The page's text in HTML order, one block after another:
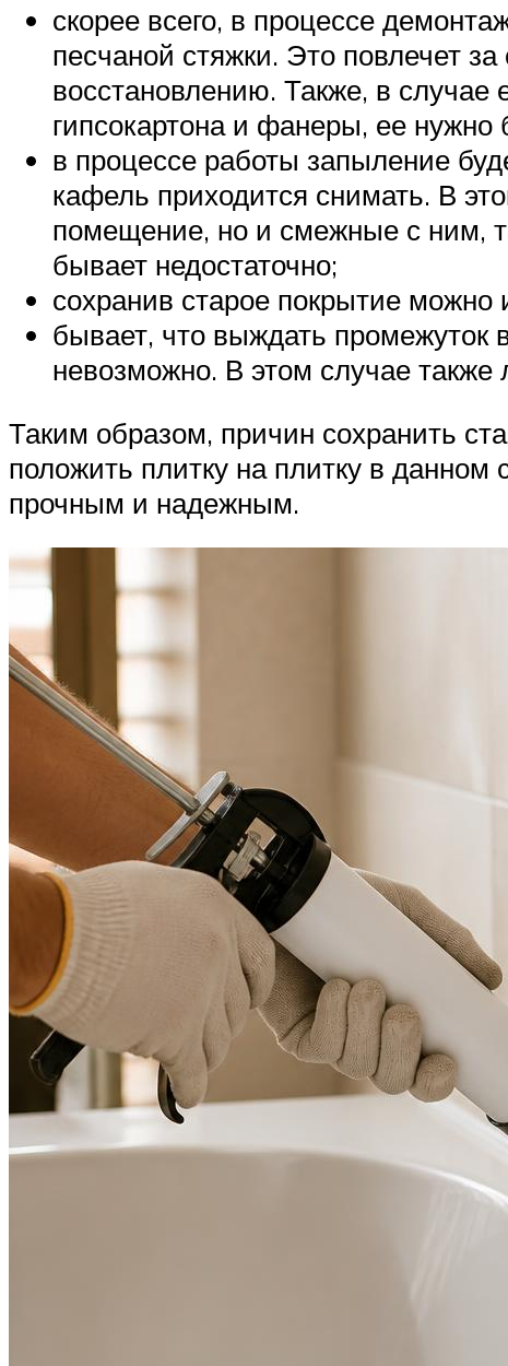
скорее всего, в процессе
песчаной стяжки. Это повлечет
восстановлению. Также, в
гипсокартона и фанеры, ее нужно
в процессе работы запыление
кафель приходится снимать. В
помещение, но и смежные с ним,
бывает недостаточно;
сохранив старое покрытие можно
бывает, что выждать промежуток
невозможно. В этом случае
Таким образом, причин сохранить
положить плитку на плитку в данном
прочным и надежным.